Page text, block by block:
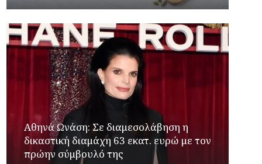
Αθηνά Ωνάση: Σε διαμεσολάβηση η
δικαστική διαμάχη 63 εκατ. ευρώ με τον
πρώην σύμβουλό της